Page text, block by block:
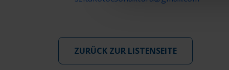
ZURÜCK ZUR LISTENSEITE